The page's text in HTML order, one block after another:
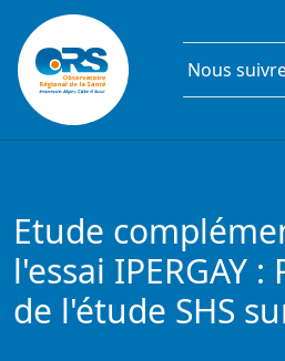
Aller au contenu principal
Nous
Etude
l'essai IPERGAY
de l'étude SHS